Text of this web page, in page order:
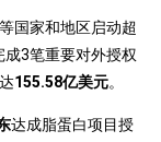
国家和地区启动超
3笔重要对外授权
155.58亿美元。
达成脂蛋白项目授